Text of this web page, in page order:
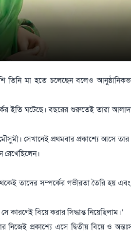
তিনি মা হতে চলেছেন বলেও
ইতি ঘটেছে। বছরের শুরুতেই তারা
সেখানেই প্রথমবার প্রকাশ্যে আসে তার
রেখেছিলেন।
তাদের সম্পর্কের গভীরতা তৈরি হয়
বিয়ে করার সিদ্ধান্ত নিয়েছিলাম।’
প্রকাশ্যে এসে দ্বিতীয় বিয়ে ও